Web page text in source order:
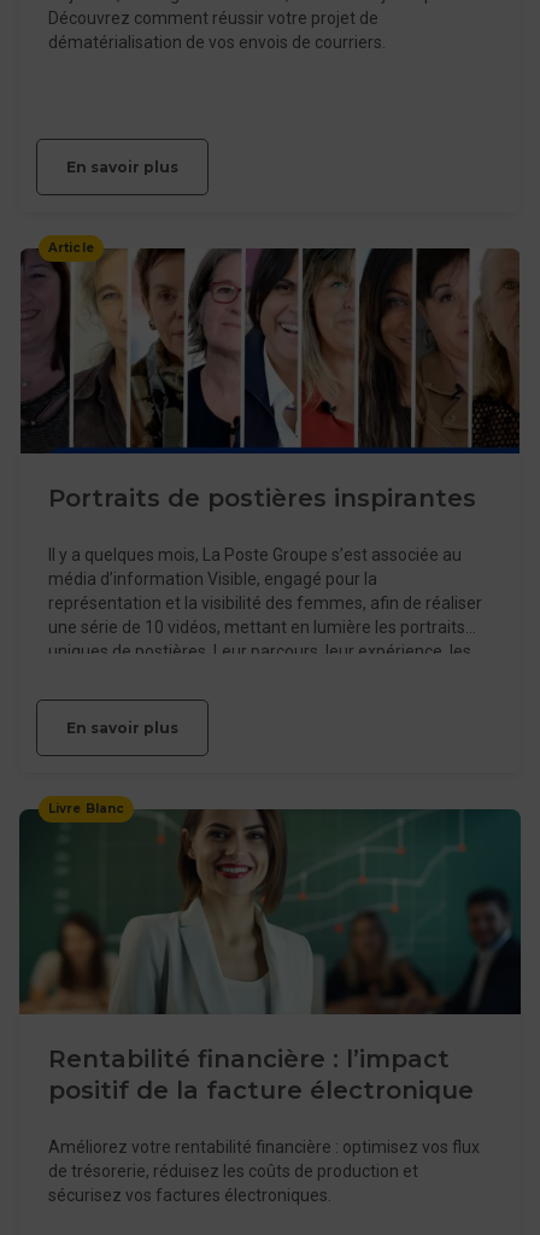
Découvrez comment réussir votre projet de
dématérialisation de vos envois de courriers.
En savoir plus
Article
Portraits de postières inspirantes
Il y a quelques mois, La Poste Groupe s’est associée au
média d’information Visible, engagé pour la
représentation et la visibilité des femmes, afin de réaliser
une série de 10 vidéos, mettant en lumière les portraits
uniques de postières. Leur parcours, leur expérience, les
forts et inspirants.
En savoir plus
Livre Blanc
Rentabilité financière : l’impact
positif de la facture électronique
Améliorez votre rentabilité financière : optimisez vos flux
de trésorerie, réduisez les coûts de production et
sécurisez vos factures électroniques.